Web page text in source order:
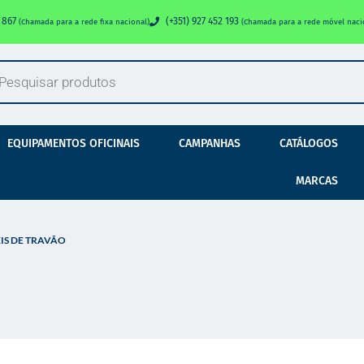
867 (Chamada para a rede fixa nacional) (+351) 927 452 193 (Chamada para a rede móvel
EQUIPAMENTOS OFICINAIS CAMPANHAS CATÁLOGOS
MARCAS
DE TRAVÃO